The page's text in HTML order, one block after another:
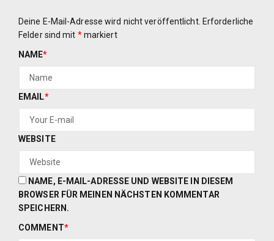
Deine E-Mail-Adresse wird nicht veröffentlicht. Erforderliche
Felder sind mit *markiert
NAME*
EMAIL*
WEBSITE
NAME, E-MAIL-ADRESSE UND WEBSITE IN DIESEM
BROWSER FÜR MEINEN NÄCHSTEN KOMMENTAR
SPEICHERN.
COMMENT*